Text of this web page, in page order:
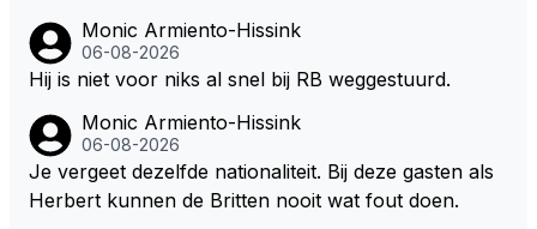
artjes ouder is en al een kleine heeft van een voorm
alig RB-lid op de leeftijd van 23 jaar? Hij doet dingen
oon. Ieder jaar is er in Hongarije een uitje voor zijn t
eam. Op 28-jarige leeftijd is hij al eigenaar van een su
ccesvol raceteam. Hij is niet alleen speciaal in de aut
Monic Armiento-Hissink
06-08-2026
Hij is niet voor niks al snel bij RB weggestuurd.
Monic Armiento-Hissink
06-08-2026
Je vergeet dezelfde nationaliteit. Bij deze gasten als
Herbert kunnen de Britten nooit wat fout doen.